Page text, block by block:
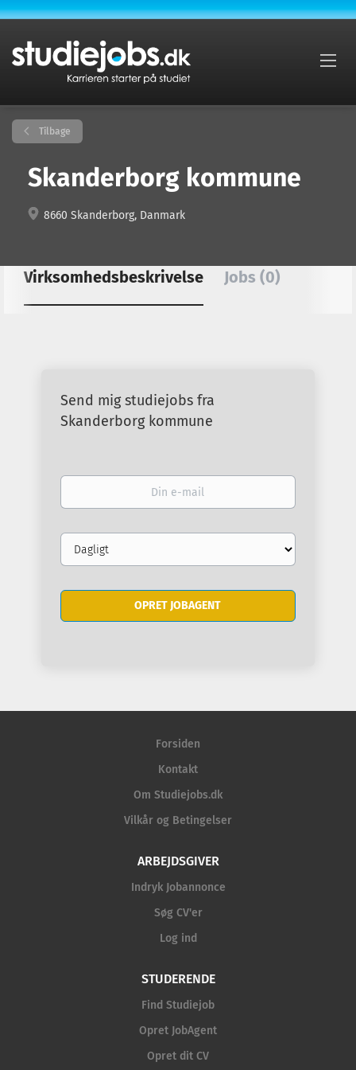
Tilbage
Skanderborg kommune
8660 Skanderborg, Danmark
Virksomhedsbeskrivelse Jobs (0)
Send mig studiejobs fra
Skanderborg kommune
Din
Email
frequency
Forsiden
Kontakt
Om Studiejobs.dk
Vilkår og Betingelser
ARBEJDSGIVER
Indryk Jobannonce
Søg CV'er
Log ind
STUDERENDE
Find Studiejob
Opret JobAgent
Opret dit CV